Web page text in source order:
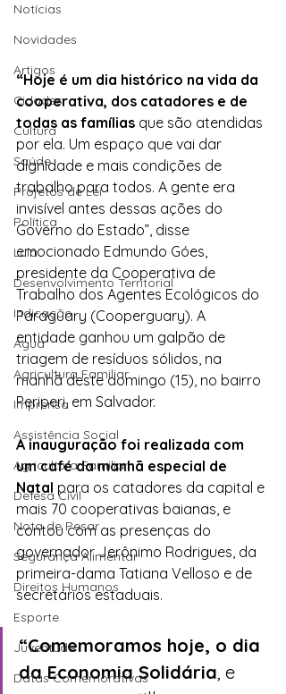
Notícias
Novidades
Artigos
Cidades
Cultura
Saúde
Projetos de Lei
Política
Lula
Desenvolvimento Territorial
Indicação
Água
Agricultura Familiar
Imprensa
Assistência Social
Agricultura Familiar
Defesa Civil
Nota de Pesar
Segurança Alimentar
Direitos Humanos
Esporte
Juventude
Datas Comemorativas
“Hoje é um dia histórico na vida da
cooperativa, dos catadores e de
todas as famílias que são atendidas
por ela. Um espaço que vai dar
dignidade e mais condições de
trabalho para todos. A gente era
invisível antes dessas ações do
Governo do Estado”, disse
emocionado Edmundo Góes,
presidente da Cooperativa de
Trabalho dos Agentes Ecológicos do
Paraguary (Cooperguary). A
entidade ganhou um galpão de
triagem de resíduos sólidos, na
manhã deste domingo (15), no bairro
Periperi, em Salvador.
A inauguração foi realizada com
um café da manhã especial de
Natal para os catadores da capital e
mais 70 cooperativas baianas, e
contou com as presenças do
governador Jerônimo Rodrigues, da
primeira-dama Tatiana Velloso e de
secretários estaduais.
“Comemoramos hoje, o dia
da Economia Solidária , e